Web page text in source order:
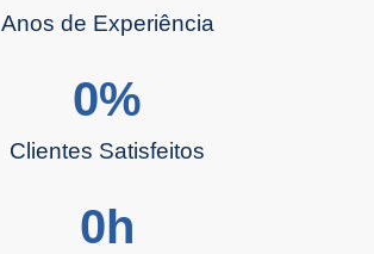
Anos de Experiência
Clientes Satisfeitos
0%
0h